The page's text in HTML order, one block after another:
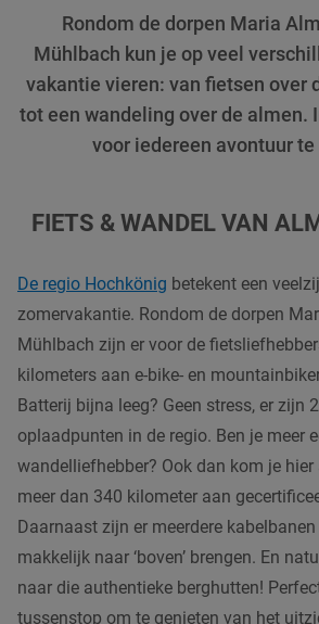
Rondom de dorpen Maria
Mühlbach kun je op veel
vakantie vieren: van fietsen over
tot een wandeling over de almen.
voor iedereen avontuur
FIETS & WANDEL VAN
De regio Hochkönig betekent een
zomervakantie. Rondom de dorpen
Mühlbach zijn er voor de
kilometers aan e-bike- en
Batterij bijna leeg? Geen stress, er zijn
oplaadpunten in de regio. Ben je meer
wandelliefhebber? Ook dan kom je
meer dan 340 kilometer aan
Daarnaast zijn er meerdere
makkelijk naar ‘boven’ brengen. En
naar die authentieke berghutten!
tussenstop om te genieten van het